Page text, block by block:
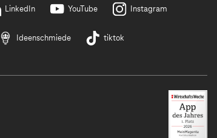
LinkedIn YouTube Instagram
Ideenschmiede tiktok